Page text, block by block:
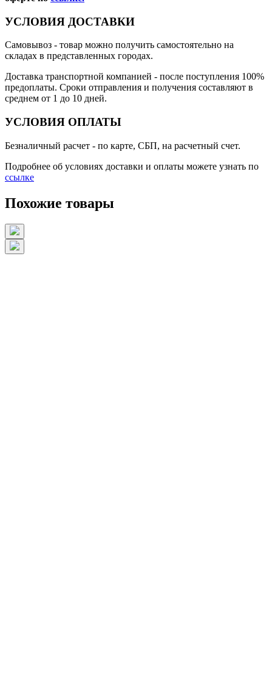
УСЛОВИЯ ДОСТАВКИ
Самовывоз - товар можно получить самостоятельно на
складах в представленных городах.
Доставка транспортной компанией - после поступления 100%
предоплаты. Сроки отправления и получения составляют в
среднем от 1 до 10 дней.
УСЛОВИЯ ОПЛАТЫ
Безналичный расчет - по карте, СБП, на расчетный счет.
Подробнее об условиях доставки и оплаты можете узнать по
ссылке
Похожие товары